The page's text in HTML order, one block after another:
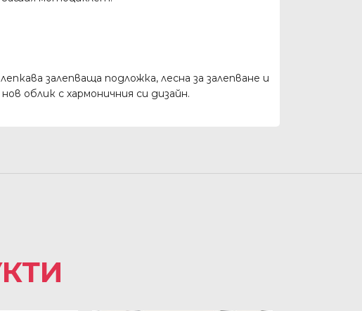
залепваща подложка, лесна за залепване и
облик с хармоничния си дизайн.